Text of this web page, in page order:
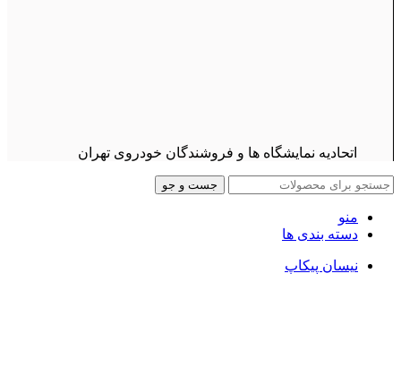
اتحادیه نمایشگاه ها و فروشندگان خودروی تهران
جست و جو
منو
دسته بندی ها
نیسان پیکاپ